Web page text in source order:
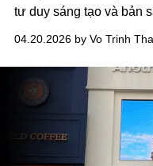
tư duy sáng tạo và bản
04.20.2026 by Vo Trinh